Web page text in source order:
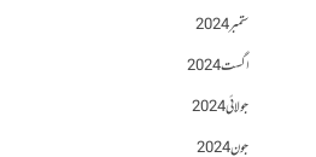
ستمبر 2024
اگست 2024
جولائی 2024
جون 2024